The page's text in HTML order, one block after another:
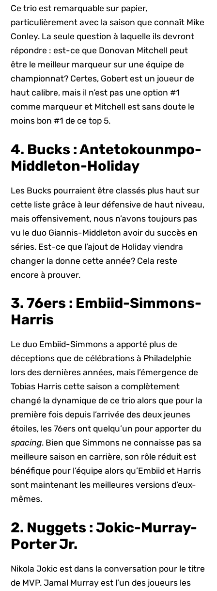
Ce trio est remarquable sur papier,
particulièrement avec la saison que connaît Mike
Conley. La seule question à laquelle ils devront
répondre : est-ce que Donovan Mitchell peut
être le meilleur marqueur sur une équipe de
championnat? Certes, Gobert est un joueur de
haut calibre, mais il n’est pas une option #1
comme marqueur et Mitchell est sans doute le
moins bon #1 de ce top 5.
4. Bucks : Antetokounmpo-
Middleton-Holiday
Les Bucks pourraient être classés plus haut sur
cette liste grâce à leur défensive de haut niveau,
mais offensivement, nous n’avons toujours pas
vu le duo Giannis-Middleton avoir du succès en
séries. Est-ce que l’ajout de Holiday viendra
changer la donne cette année? Cela reste
encore à prouver.
3. 76ers : Embiid-Simmons-
Harris
Le duo Embiid-Simmons a apporté plus de
déceptions que de célébrations à Philadelphie
lors des dernières années, mais l’émergence de
Tobias Harris cette saison a complètement
changé la dynamique de ce trio alors que pour la
première fois depuis l’arrivée des deux jeunes
étoiles, les 76ers ont quelqu’un pour apporter du
spacing. Bien que Simmons ne connaisse pas sa
meilleure saison en carrière, son rôle réduit est
bénéfique pour l’équipe alors qu’Embiid et Harris
sont maintenant les meilleures versions d’eux-
mêmes.
2. Nuggets : Jokic-Murray-
Porter Jr.
Nikola Jokic est dans la conversation pour le titre
de MVP. Jamal Murray est l’un des joueurs les